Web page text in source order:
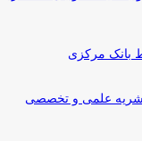
بانک مرکزی
نشریه علمی و تخصصی